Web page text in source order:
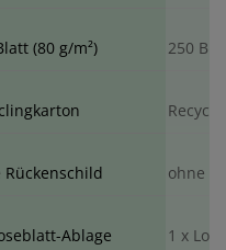
(80 g/m²) 250
Rückenschild ohne
Ablage 1 x